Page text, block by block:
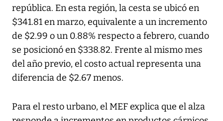
república. En esta región, la cesta se ubicó en
$341.81 en marzo, equivalente a un incremento
de $2.99 o un 0.88% respecto a febrero, cuando
se posicionó en $338.82. Frente al mismo mes
del año previo, el costo actual representa una
diferencia de $2.67 menos.
Para el resto urbano, el MEF explica que el alza